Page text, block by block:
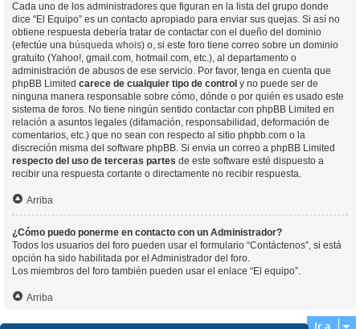
Cada uno de los administradores que figuran en la lista del grupo donde
dice “El Equipo” es un contacto apropiado para enviar sus quejas. Si así no
obtiene respuesta debería tratar de contactar con el dueño del dominio
(efectúe una búsqueda whois) o, si este foro tiene correo sobre un dominio
gratuito (Yahoo!, gmail.com, hotmail.com, etc.), al departamento o
administración de abusos de ese servicio. Por favor, tenga en cuenta que
phpBB Limited carece de cualquier tipo de control y no puede ser de
ninguna manera responsable sobre cómo, dónde o por quién es usado este
sistema de foros. No tiene ningún sentido contactar con phpBB Limited en
relación a asuntos legales (difamación, responsabilidad, deformación de
comentarios, etc.) que no sean con respecto al sitio phpbb.com o la
discreción misma del software phpBB. Si envia un correo a phpBB Limited
respecto del uso de terceras partes de este software esté dispuesto a
recibir una respuesta cortante o directamente no recibir respuesta.
Arriba
¿Cómo puedo ponerme en contacto con un Administrador?
Todos los usuarios del foro pueden usar el formulario “Contáctenos”, si está
opción ha sido habilitada por el Administrador del foro.
Los miembros del foro también pueden usar el enlace “El equipo”.
Arriba
Ir a